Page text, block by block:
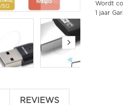
Wordt
1 jaar
REVIEWS